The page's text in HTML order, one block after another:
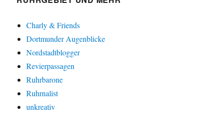
Charly & Friends
Dortmunder Augenblicke
Nordstadtblogger
Revierpassagen
Ruhrbarone
Ruhrnalist
unkreativ